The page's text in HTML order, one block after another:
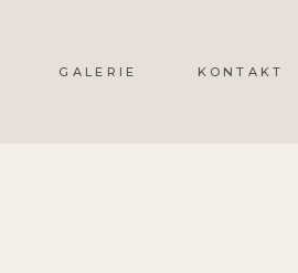
GALERIE KONTAKT